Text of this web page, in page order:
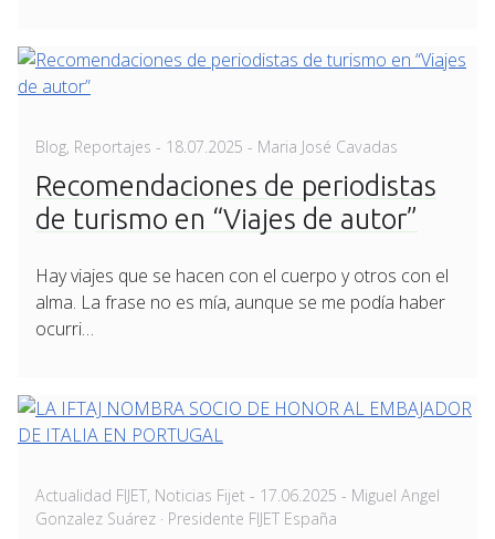
Blog, Reportajes - Posted
18.07.2025 - Maria José Cavadas
Recomendaciones de periodistas
de turismo en “Viajes de autor”
Hay viajes que se hacen con el cuerpo y otros con el
alma. La frase no es mía, aunque se me podía haber
ocurri…
Actualidad FIJET, Noticias Fijet - Posted
on
17.06.2025 - Miguel Angel
Gonzalez Suárez · Presidente FIJET España